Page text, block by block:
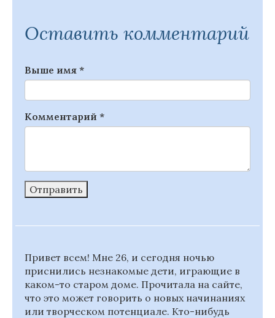
Оставить комментарий
Выше имя *
Комментарий *
Отправить
Привет всем! Мне 26, и сегодня ночью
приснились незнакомые дети, играющие в
каком-то старом доме. Прочитала на сайте,
что это может говорить о новых начинаниях
или творческом потенциале. Кто-нибудь